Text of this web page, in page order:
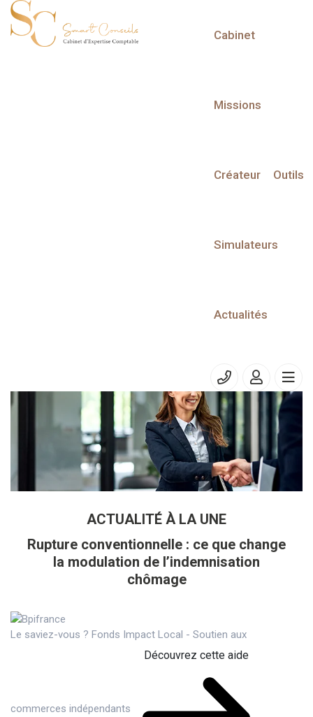
Cabinet
Missions
Créateur Outils
Simulateurs
Actualités
ACTUALITÉ À LA UNE
Rupture conventionnelle : ce que change
la modulation de l’indemnisation
chômage
Le saviez-vous ? Fonds Impact Local - Soutien aux
commerces indépendants
Découvrez cette aide